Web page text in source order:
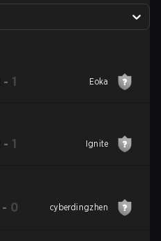
- 1 Eoka
- 1 Ignite
- 0 cyberdingzhen